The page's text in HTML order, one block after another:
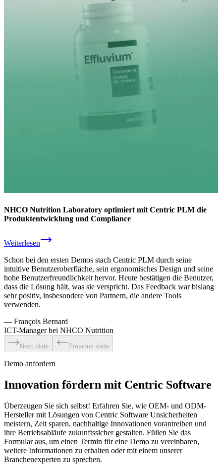
NHCO Nutrition Laboratory optimiert mit Centric PLM die
Produktentwicklung und Compliance
Weiterlesen
Schon bei den ersten Demos stach Centric PLM durch seine
intuitive Benutzeroberfläche, sein ergonomisches Design und seine
hohe Benutzerfreundlichkeit hervor. Heute bestätigen die Benutzer,
dass die Lösung hält, was sie verspricht. Das Feedback war bislang
sehr positiv, insbesondere von Partnern, die andere Tools
verwenden.
— François Bernard
ICT-Manager bei NHCO Nutrition
Next slide Previous slide
Demo anfordern
Innovation fördern mit Centric Software
Überzeugen Sie sich selbst! Erfahren Sie, wie OEM- und ODM-
Hersteller mit Lösungen von Centric Software Unsicherheiten
meistern, Zeit sparen, nachhaltige Innovationen vorantreiben und
ihre Betriebsabläufe zukunftssicher gestalten. Füllen Sie das
Formular aus, um einen Termin für eine Demo zu vereinbaren,
weitere Informationen zu erhalten oder mit einem unserer
Branchenexperten zu sprechen.